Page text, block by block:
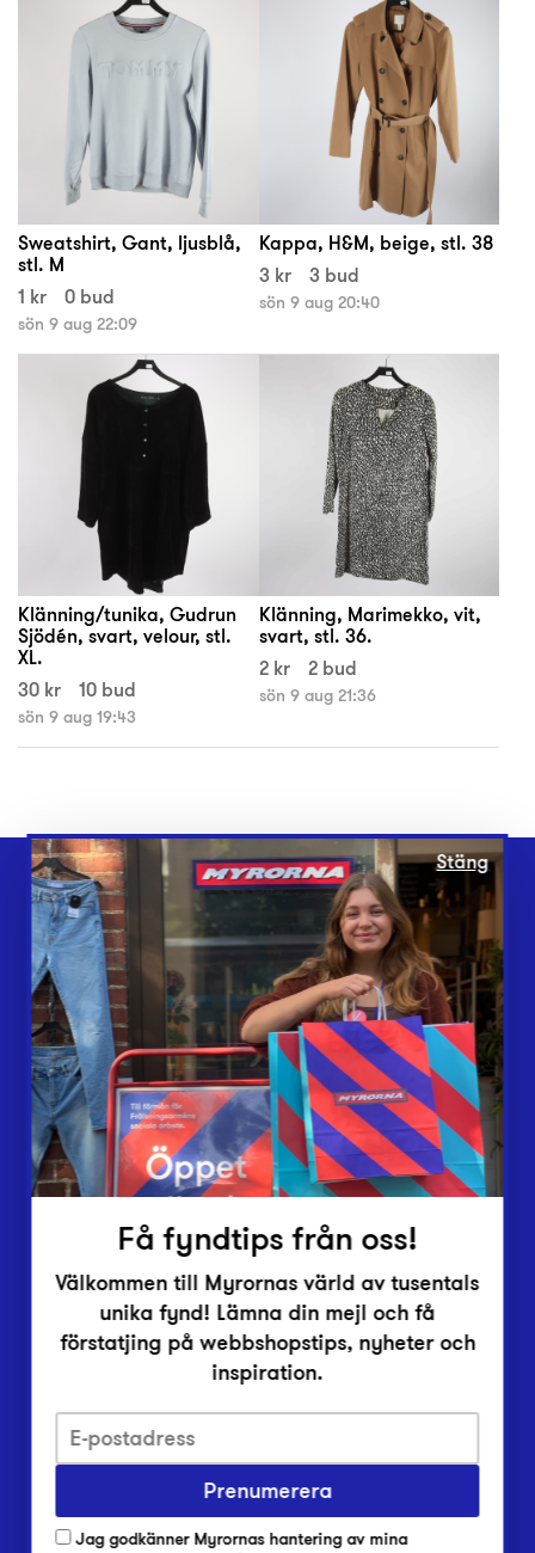
Sweatshirt, Gant, ljusblå,
stl. M
1 kr
0 bud
sön 9 aug 22:09
Kappa, H&M, beige, stl. 38
3 kr
3 bud
sön 9 aug 20:40
Klänning/tunika, Gudrun
Sjödén, svart, velour, stl.
XL.
30 kr
10 bud
sön 9 aug 19:43
Klänning, Marimekko, vit,
svart, stl. 36.
2 kr
2 bud
sön 9 aug 21:36
Webbshop
Butiker
Lämna in
Vårt överskott
Inlämningsplatser
Om Myrorna
Lediga jobb
Pressrum
Integritetsskyddspolicy
Har du frågor om onlineköp, leverans eller retur?
Har du frågor om vår verksamhet?
Stäng
Få fyndtips från oss!
Välkommen till Myrornas värld av tusentals
unika fynd! Lämna din mejl och få
förstatjing på webbshopstips, nyheter och
inspiration.
Prenumerera
Jag godkänner Myrornas hantering av mina